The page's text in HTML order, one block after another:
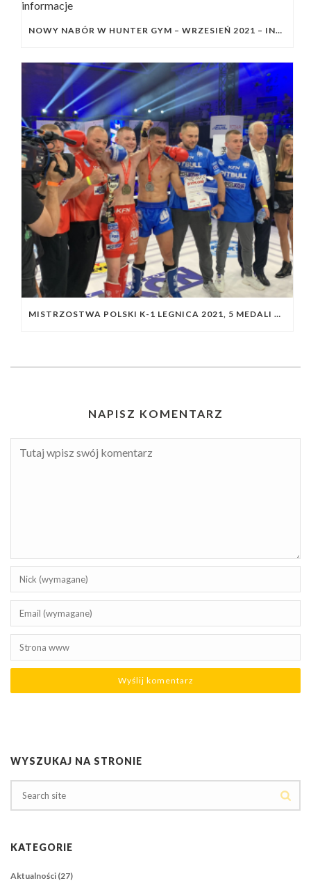
NOWY NABÓR W HUNTER GYM – WRZESIEŃ 2021 – INFORMACJE
MISTRZOSTWA POLSKI K-1 LEGNICA 2021, 5 MEDALI ZAWODNIKÓW NASZEGO KLUBU
NAPISZ KOMENTARZ
WYSZUKAJ NA STRONIE
KATEGORIE
Aktualności (27)